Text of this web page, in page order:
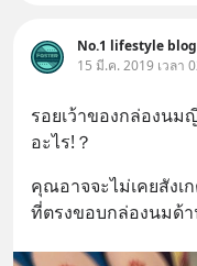
15 มี.ค. 2019 เวลา
รอยเว้าของกล่องน
อะไร!？
คุณอาจจะไม่เคยสัง
ที่ตรงขอบกล่องนมด้